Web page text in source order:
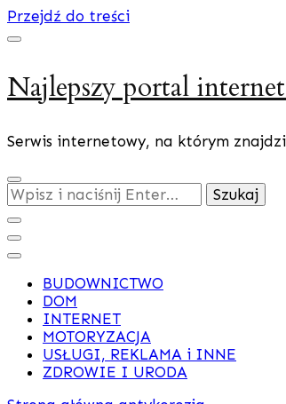
Przejdź do treści
Najlepszy portal
Serwis internetowy, na którym
Szukasz
czegoś?
BUDOWNICTWO
DOM
INTERNET
MOTORYZACJA
USŁUGI, REKLAMA i INNE
ZDROWIE I URODA